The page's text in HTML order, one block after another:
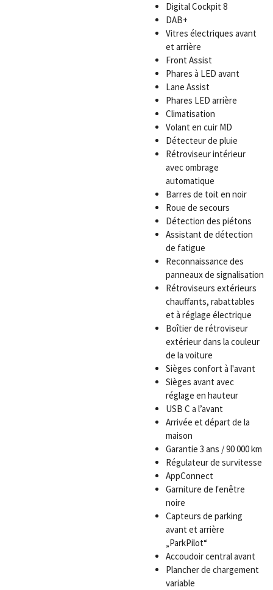
Digital Cockpit 8
DAB+
Vitres électriques avant
et arrière
Front Assist
Phares à LED avant
Lane Assist
Phares LED arrière
Climatisation
Volant en cuir MD
Détecteur de pluie
Rétroviseur intérieur
avec ombrage
automatique
Barres de toit en noir
Roue de secours
Détection des piétons
Assistant de détection
de fatigue
Reconnaissance des
panneaux de signalisation
Rétroviseurs extérieurs
chauffants, rabattables
et à réglage électrique
Boîtier de rétroviseur
extérieur dans la couleur
de la voiture
Sièges confort à l'avant
Sièges avant avec
réglage en hauteur
USB C a l’avant
Arrivée et départ de la
maison
Garantie 3 ans / 90 000 km
Régulateur de survitesse
AppConnect
Garniture de fenêtre
noire
Capteurs de parking
avant et arrière
„ParkPilot“
Accoudoir central avant
Plancher de chargement
variable